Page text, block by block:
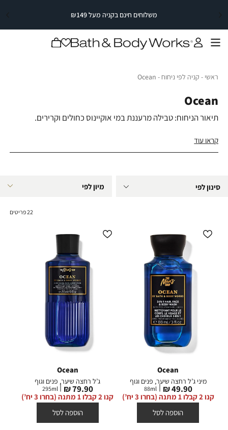
|
בקניה
משלוחים חינם בקניה מעל ₪149
משלוחים
בקניה
מעל
₪149
|
חינם
בקניה
מעל
תפריט
Ocean
ראשי ראשי
קניה לפי ניחוח קניה לפי ניחוח
Ocean
Ocean
תיאור הניחוח: טבילה מרעננת במי אוקיינוס כחולים וקרירים.
תווי הניחוח: ברוש, וטיבר ואוויר הים.
קראו עוד
סינון לפי
22פריטים
Ocean
מיני ג’ל רחצה שיער, פנים וגוף
מחיר
מוצר
49.90 ₪
88ml
קנו 2 קבלו 1 מתנה (בחרו 3 יח’)
הוספה לסל
Ocean
ג’ל רחצה שיער, פנים וגוף
מחיר
מוצר
79.90 ₪
295ml
קנו 2 קבלו 1 מתנה (בחרו 3 יח’)
הוספה לסל